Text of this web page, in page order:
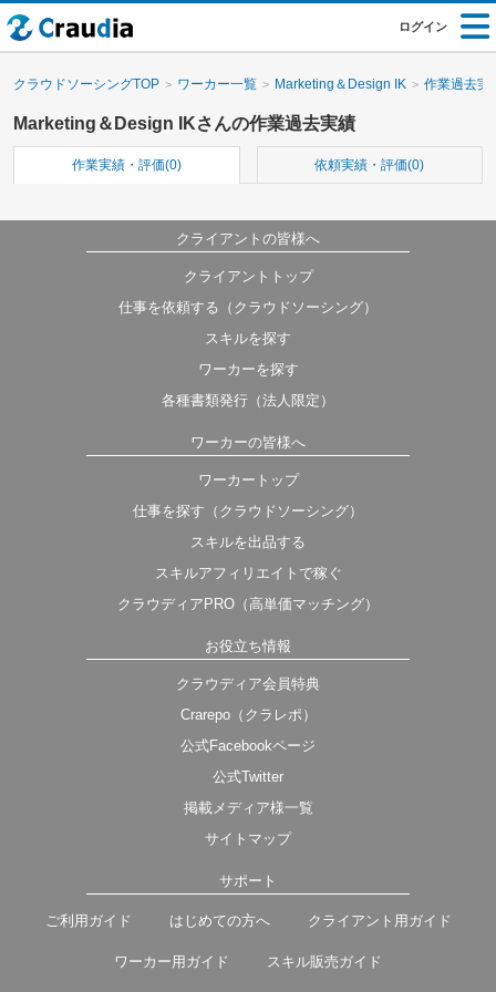
ログイン
クラウドソーシングTOP ワーカー一覧 Marketing＆Design IK 作業過去実
Marketing＆Design IKさんの作業過去実績
作業実績・評価(0) 依頼実績・評価(0)
クライアントの皆様へ
クライアントトップ
仕事を依頼する（クラウドソーシング）
スキルを探す
ワーカーを探す
各種書類発行（法人限定）
ワーカーの皆様へ
ワーカートップ
仕事を探す（クラウドソーシング）
スキルを出品する
スキルアフィリエイトで稼ぐ
クラウディアPRO（高単価マッチング）
お役立ち情報
クラウディア会員特典
Crarepo（クラレポ）
公式Facebookページ
公式Twitter
掲載メディア様一覧
サイトマップ
サポート
ご利用ガイド はじめての方へ クライアント用ガイド
ワーカー用ガイド スキル販売ガイド